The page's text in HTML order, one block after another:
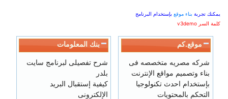
يمكنك تجربة بناء موقع بإستخدام البرنامج
كلمة السر v3demo
موقع.كم
شركه مصريه متخصصه فى
بناء وتصميم مواقع الإنترنت
بإستخدام احدث تكنولوجيا
التحكم بالمحتويات
بنك المعلومات
شرح تفصيلى لبرنامج سايت
بلدر
كيفية إستقبال البريد
الإلكترونى